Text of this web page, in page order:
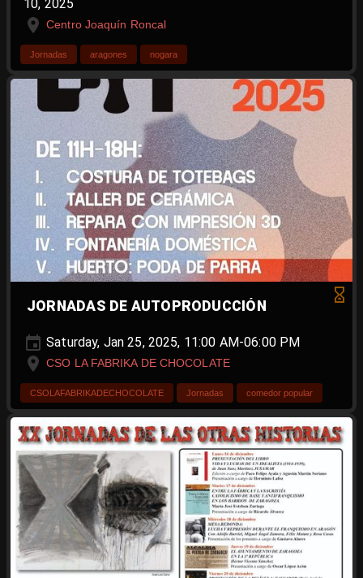
10, 2025
Centro Joaquín Roncal
Jornadas aragones nogara
JORNADAS DE AUTOPRODUCCIÓN
Saturday, Jan 25, 2025, 11:00 AM-06:00 PM
CSO LA FABRIKA DE CHOCOLATE
CSOLAFABRIKADECHOCOLATE Jornadas comedor popular